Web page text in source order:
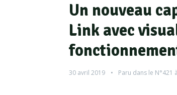
Un nouveau
Link avec
30 avril 2019 Paru dans le N°421